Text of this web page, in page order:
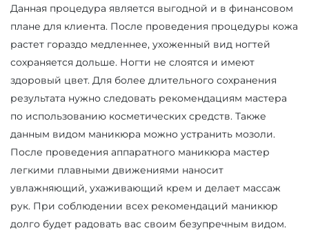
Данная процедура является выгодной и в финансовом
плане для клиента. После проведения процедуры кожа
растет гораздо медленнее, ухоженный вид ногтей
сохраняется дольше. Ногти не слоятся и имеют
здоровый цвет. Для более длительного сохранения
результата нужно следовать рекомендациям мастера
по использованию косметических средств. Также
данным видом маникюра можно устранить мозоли.
После проведения аппаратного маникюра мастер
легкими плавными движениями наносит
увлажняющий, ухаживающий крем и делает массаж
рук. При соблюдении всех рекомендаций маникюр
долго будет радовать вас своим безупречным видом.